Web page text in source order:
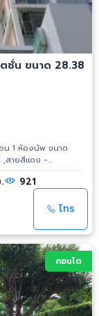
ชั่น ขนาด 28.38
น 1 ห้องน้พ ขนาด
ระชาชื่น - รพ.นนเวช
ะมอลล์ งามวงศ์วาน
ษัท ปตท. - บริษัท ยูนิ
ะจอมเกล้า
921
โทร
คอนโด